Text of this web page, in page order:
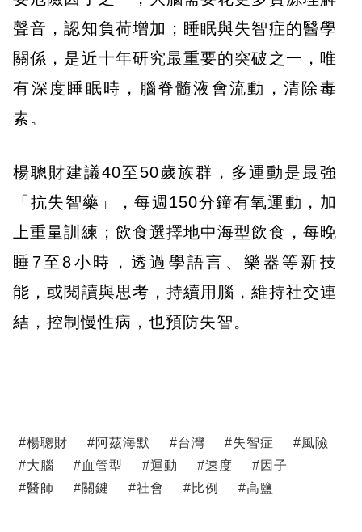
聲音，認知負荷增加；睡眠與失智症的醫學
關係，是近十年研究最重要的突破之一，唯
有深度睡眠時，腦脊髓液會流動，清除毒
素。
楊聰財建議40至50歲族群，多運動是最強
「抗失智藥」，每週150分鐘有氧運動，加
上重量訓練；飲食選擇地中海型飲食，每晚
睡7至8小時，透過學語言、樂器等新技
能，或閱讀與思考，持續用腦，維持社交連
結，控制慢性病，也預防失智。
#楊聰財 #阿茲海默 #台灣 #失智症 #風險
#大腦 #血管型 #運動 #速度 #因子
#醫師 #關鍵 #社會 #比例 #高鹽